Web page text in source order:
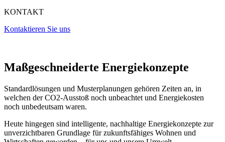
KONTAKT
Kontaktieren Sie uns
Maßgeschneiderte Energiekonzepte
Standard­lösungen und Muster­planungen gehören Zeiten an, in
welchen der CO2-Ausstoß noch unbeachtet und Energie­kosten
noch unbedeut­sam waren.
Heute hingegen sind intelligente, nach­haltige Energie­konzepte zur
unverzicht­baren Grund­lage für zukunfts­fähiges Wohnen und